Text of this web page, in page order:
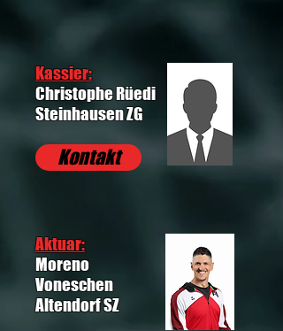
Kassier:
Christophe Rüedi
Steinhausen ZG
Kontakt
Aktuar:
Moreno
Voneschen
Altendorf SZ